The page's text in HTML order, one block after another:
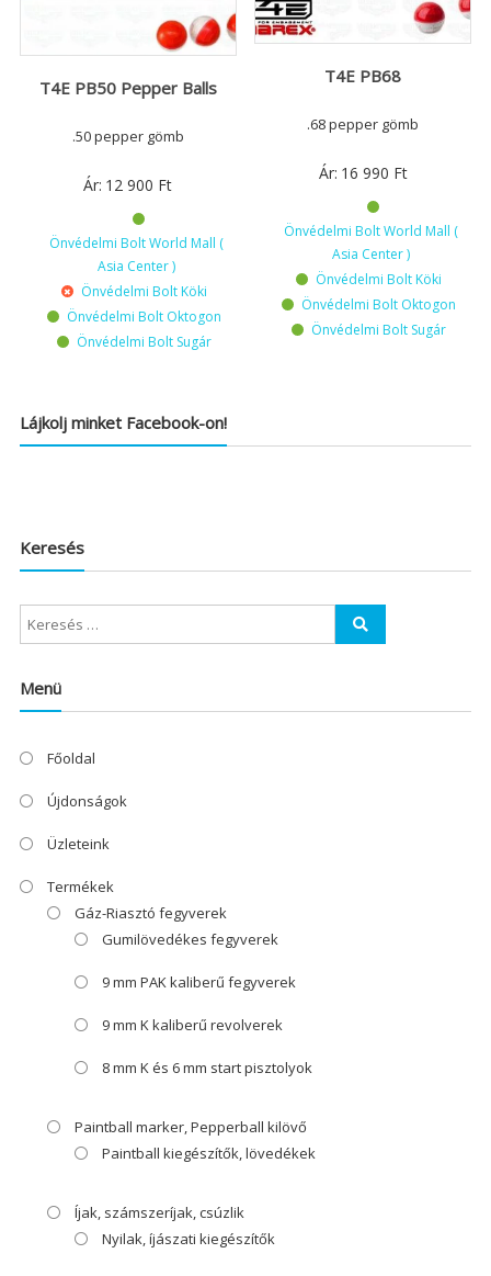
T4E PB50 Pepper Balls
.50 pepper gömb
Ár: 12 900 Ft
Önvédelmi Bolt World Mall (
Asia Center )
Önvédelmi Bolt Köki
Önvédelmi Bolt Oktogon
Önvédelmi Bolt Sugár
T4E PB68
.68 pepper gömb
Ár: 16 990 Ft
Önvédelmi Bolt World Mall (
Asia Center )
Önvédelmi Bolt Köki
Önvédelmi Bolt Oktogon
Önvédelmi Bolt Sugár
Lájkolj minket Facebook-on!
Keresés
Menü
Főoldal
Újdonságok
Üzleteink
Termékek
Gáz-Riasztó fegyverek
Gumilövedékes fegyverek
9 mm PAK kaliberű fegyverek
9 mm K kaliberű revolverek
8 mm K és 6 mm start pisztolyok
Paintball marker, Pepperball kilövő
Paintball kiegészítők, lövedékek
Íjak, számszeríjak, csúzlik
Nyilak, íjászati kiegészítők